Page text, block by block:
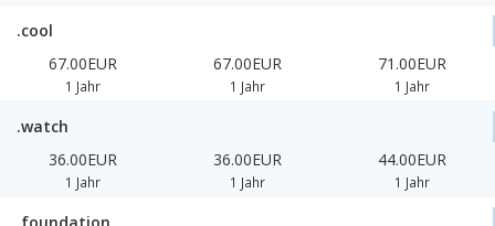
.cool
67.00EUR
1 Jahr
67.00EUR
1 Jahr
71.00EUR
1 Jahr
.watch
36.00EUR
1 Jahr
36.00EUR
1 Jahr
44.00EUR
1 Jahr